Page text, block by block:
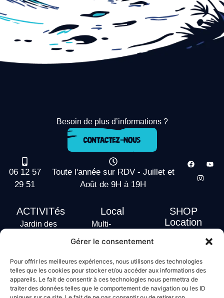
Gérer le consentement
Pour offrir les meilleures expériences, nous utilisons des technologies
telles que les cookies pour stocker et/ou accéder aux informations des
appareils. Le fait de consentir à ces technologies nous permettra de
traiter des données telles que le comportement de navigation ou les ID
Besoin de plus d’informations ?
06 12 57
29 51
Toute l'année sur RDV - Juillet et
Août de 9H à 19H
ACTIVITés
Jardin des
Stand Up
Paddle
Bodyboard
Local
Multi-
Hébergement
SHOP
Location